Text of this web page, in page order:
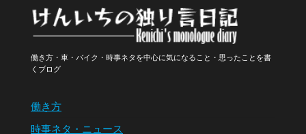
働き方
時事ネタ・ニュース
働き方・車・バイク・時事ネタを中心に気になること・思ったことを書
くブログ